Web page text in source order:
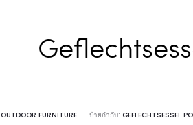
OUTDOOR FURNITURE ป้ายกำกับ: GEFLECHTSESSEL